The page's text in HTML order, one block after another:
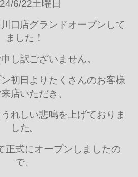
6/22土曜日
口店グランドオープンして
ました！
し訳ございません。
初日よりたくさんのお客様
店いただき、
れしい悲鳴を上げておりま
した。
正式にオープンしましたの
で、